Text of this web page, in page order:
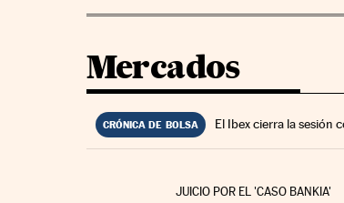
Mercados
CRÓNICA DE BOLSA El Ibex cierra la sesión
JUICIO POR EL 'CASO BANKIA'